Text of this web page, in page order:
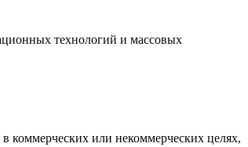
технологий и массовых
в коммерческих или некоммерческих целях,